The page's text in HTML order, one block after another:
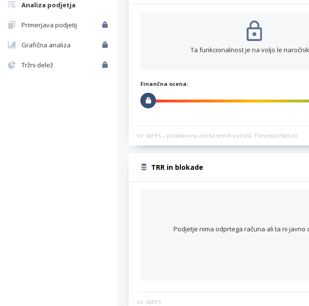
Analiza podjetja
Primerjava podjetij
Grafična analiza
Tržni delež
Ta funkcionalnost je na voljo le
Finančna ocena:
Vir: AJPES – podatkovna zbirka letnih poročil, TSmedia (Status)
TRR in blokade
Podjetje nima odprtega računa ali ta ni javno
Vir: AJPES